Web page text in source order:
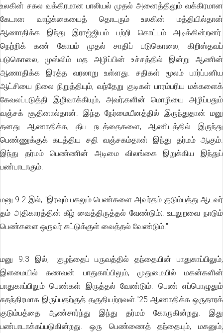
உலகின் சகல வக்கிரமான பாலியல் முதல் அனைத்திலும் வக்கிரமான
கேடான வாழ்க்கையைத் தொடரும் உலகின் மத்தியில்தான்
ஆணாதிக்க இந்து இராஜ்ஜியம் பற்றி கொட்டம் அடிக்கின்றனர்.
நெற்றிக் கண் கோபம் முதல் சாதிப் படுகொலை, கிறிஸ்தவப்
படுகொலை, முஸ்லிம் மத அழிப்பின் உச்சத்தில் இன்று ஆணின்
ஆணாதிக்க இரத்த வரலாறு உள்ளது. சதிகள் மூலம் பார்ப்பனிய
ஆட்சியை நிலை நிறுத்தியும், வந்தேறு குடிகள் பாரம்பரிய மக்களைக்
கேவலப்படுத்தி இழிவாக்கியும், அவர்;களின் மொழியை அழிப்பதும்
வஞ்சக் சூதினால்தான். இந்த நேர்மையீனத்தில் இருந்துதான் மனு
தனது ஆணாதிக்க, தீய நடத்தைகளை, ஆணிடத்தில் இருந்து
பெண்ணுக்குக் கடத்திய சதி வஞ்சகம்தான் இந்து தர்மம் ஆகும்.
இந்து தர்மம் பெண்ணின் அடிமை விலங்கை இறுக்கிய இந்துப்
பண்பாடாகும்.
மனு 9.2 இல், ''இரவும் பகலும் பெண்களை அவர்தம் குடும்பத்து ஆடவர்
தம் அதிகாரத்தின் கீழ் வைத்திருத்தல் வேண்டும்;. உடலுறவை நாடும்
பெண்களை ஒருவர் கட்டுக்குள் வைத்தல் வேண்டும்."
மனு 9.3 இல், ''குழந்தைப் பருவத்தில் தந்தையின் பாதுகாப்பிலும்,
இளமையில் கணவன் பாதுகாப்பிலும், முதுமையில் மகன்களின்
பாதுகாப்பிலும் பெண்கள் இருத்தல் வேண்டும். பெண் எப்பொழுதும்
சுதந்திரமாக இருப்பதற்குத் தகுதியற்றவள்."25 ஆணாதிக்க ஒருதாரக்
குடும்பத்தை ஆண்சார்ந்து இந்து தர்மம் கோருகின்றது. இது
பண்பாடாக்கப்படுகின்றது. ஒரு பெண்ணைத் தந்தையும், மகனும்,